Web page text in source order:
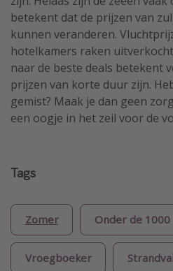
betekent dat de prijzen van
kunnen veranderen.
hotelkamers raken
naar de beste deals betekent
prijzen van korte duur zijn.
gemist? Maak je dan geen
een oogje in het zeil voor de
Tags
Zomer Onder de 1000
Vroegboeker